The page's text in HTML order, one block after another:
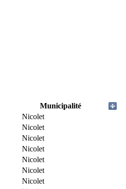
Municipalité
Nicolet
Nicolet
Nicolet
Nicolet
Nicolet
Nicolet
Nicolet